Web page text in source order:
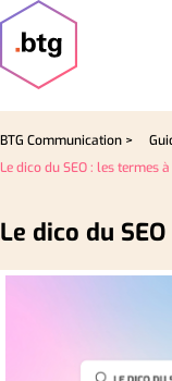
BTG Communication >
Le dico du SEO : les termes
Le dico du